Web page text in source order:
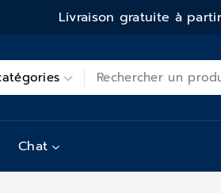
Livraison gratuite à
Chat